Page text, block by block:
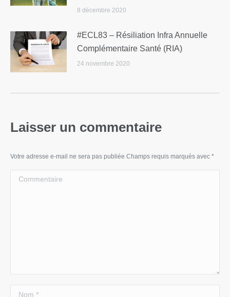
8 décembre 2020
#ECL83 – Résiliation Infra Annuelle
Complémentaire Santé (RIA)
24 novembre 2020
Laisser un commentaire
Votre adresse e-mail ne sera pas publiée Champs requis marqués avec *
Commentaire
Nom *